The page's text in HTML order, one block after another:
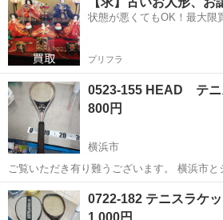
作が中心のお仕事で、複雑な作業はありません！ 【作業の流れ
料を機械のところまで運...状態が悪くてもOK！最大限
プリフラ
0523-155 HEAD テニ
800円
横浜市
ご覧いただき有り難うございます。 横浜市とジモティーが連携して運
営しています。 粗⼤ごみ等の減量を⽬的に
しています。 ★★★★★ ご自宅にある不要品を是非ジモティースポッ
トへお持ち込み...
神奈川 横浜市
0722-182 テニスラケッ
1,000円